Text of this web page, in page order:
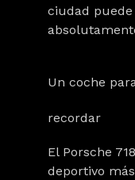
ciudad
Un coche
recordar
El Porsche
deportivo